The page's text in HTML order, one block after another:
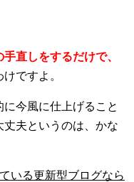
手直しをするだけで、
けですよ。
今風に仕上げること
夫というのは、かな
いる更新型ブログなら